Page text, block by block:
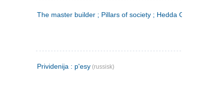
The master builder ; Pillars of society ; Hedda Gabler
Prividenija : p'esy (russisk)